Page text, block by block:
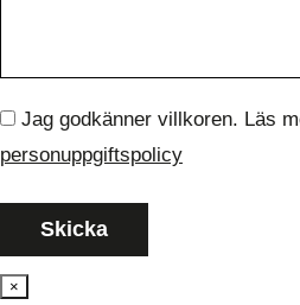
Jag godkänner villkoren. Läs
personuppgiftspolicy
×